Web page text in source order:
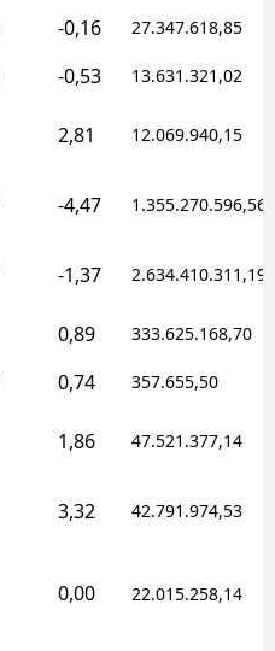
-0,16 27.347.618,85
-0,53 13.631.321,02
2,81 12.069.940,15
-4,47 1.355.270.596,56
-1,37 2.634.410.311,19
0,89 333.625.168,70
0,74 357.655,50
1,86 47.521.377,14
3,32 42.791.974,53
0,00 22.015.258,14